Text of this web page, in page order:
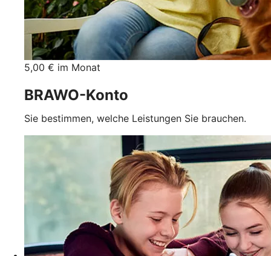
5,00 € im Monat
BRAWO-Konto
Sie bestimmen, welche Leistungen Sie brauchen.